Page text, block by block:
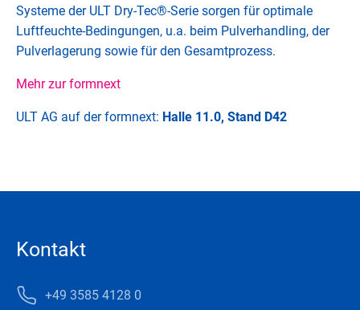
Systeme der ULT Dry-Tec®-Serie sorgen für optimale
Luftfeuchte-Bedingungen, u.a. beim Pulverhandling, der
Pulverlagerung sowie für den Gesamtprozess.
Mehr zur formnext
ULT AG auf der formnext: Halle 11.0, Stand D42
Kontakt
+49 3585 4128 0